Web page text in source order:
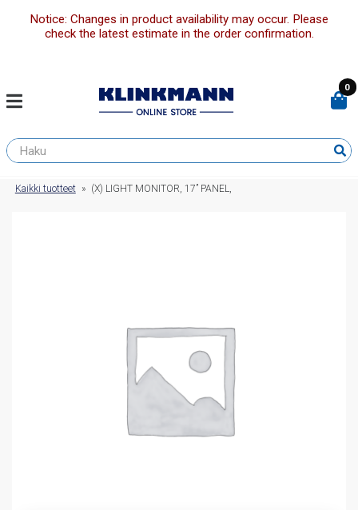
Notice: Changes in product availability may occur. Please
check the latest estimate in the order confirmation.
0
Kaikki tuotteet » (X) LIGHT MONITOR, 17” PANEL,